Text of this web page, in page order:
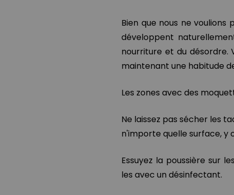
Bien que nous ne
développent
nourriture et du désordre.
maintenant une habitude
Les zones avec des
Ne laissez pas sécher les
n'importe quelle surface, y
Essuyez la poussière sur
les avec un désinfectant.